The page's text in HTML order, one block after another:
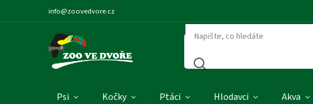
info@zoovedvore.cz
Psi Kočky Ptáci Hlodavci Akva